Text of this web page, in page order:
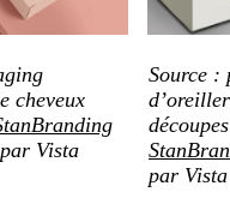
cheveux
Vista
Source :
par Vista